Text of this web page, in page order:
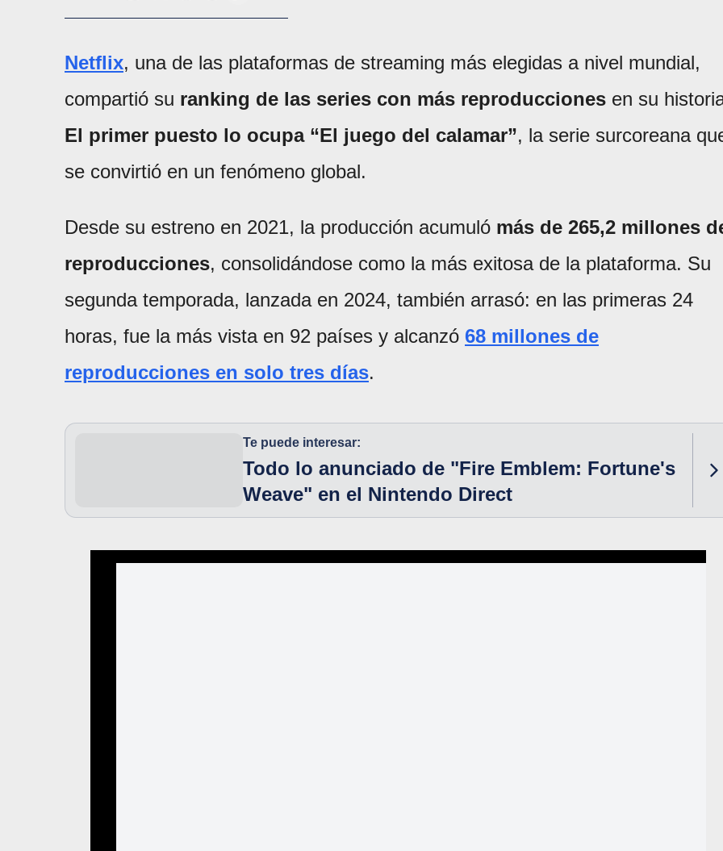
Netflix, una de las plataformas de streaming más elegidas a nivel mundial,
compartió su ranking de las series con más reproducciones en su
El primer puesto lo ocupa “El juego del calamar”, la serie surcoreana
se convirtió en un fenómeno global.
Desde su estreno en 2021, la producción acumuló más de 265,2 millones
reproducciones, consolidándose como la más exitosa de la plataforma. Su
segunda temporada, lanzada en 2024, también arrasó: en las primeras 24
horas, fue la más vista en 92 países y alcanzó 68 millones de
reproducciones en solo tres días.
Te puede interesar:
Todo lo anunciado de "Fire Emblem: Fortune's
Weave" en el Nintendo Direct